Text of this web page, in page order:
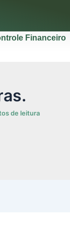
Financeiro
de leitura